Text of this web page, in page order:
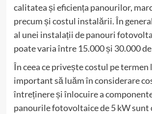
calitatea și eficiența panourilor,
precum și costul instalării. În
al unei instalații de panouri
poate varia între 15.000 și 30.000
În ceea ce privește costul pe termen
important să luăm în considerare
întreținere și înlocuire a
panourile fotovoltaice de 5 kW